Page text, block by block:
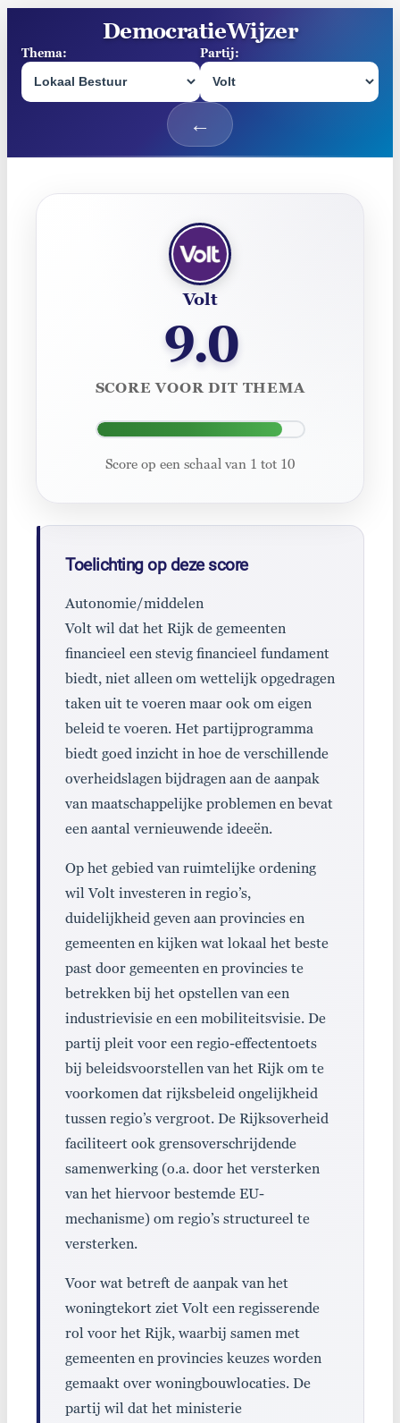
naar
de
inhoud
DemocratieWijzer
Thema:
Selecteer een thema om de partijpositie voor
Partij:
Selecteer een partij om
Partij score
Volt
9.0
SCORE VOOR DIT THEMA
Score op een schaal van 1 tot 10
Toelichting op deze score
Autonomie/middelen
Volt wil dat het Rijk de gemeenten
financieel een stevig financieel fundament
biedt, niet alleen om wettelijk opgedragen
taken uit te voeren maar ook om eigen
beleid te voeren. Het partijprogramma
biedt goed inzicht in hoe de verschillende
overheidslagen bijdragen aan de aanpak
van maatschappelijke problemen en bevat
een aantal vernieuwende ideeën.
Op het gebied van ruimtelijke ordening
wil Volt investeren in regio’s,
duidelijkheid geven aan provincies en
gemeenten en kijken wat lokaal het beste
past door gemeenten en provincies te
betrekken bij het opstellen van een
industrievisie en een mobiliteitsvisie. De
partij pleit voor een regio-effectentoets
bij beleidsvoorstellen van het Rijk om te
voorkomen dat rijksbeleid ongelijkheid
tussen regio’s vergroot. De Rijksoverheid
faciliteert ook grensoverschrijdende
samenwerking (o.a. door het versterken
van het hiervoor bestemde EU-
mechanisme) om regio’s structureel te
versterken.
Voor wat betreft de aanpak van het
woningtekort ziet Volt een regisserende
rol voor het Rijk, waarbij samen met
gemeenten en provincies keuzes worden
gemaakt over woningbouwlocaties. De
partij wil dat het ministerie